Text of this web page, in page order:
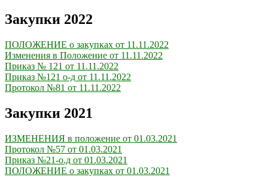
Закупки 2022
ПОЛОЖЕНИЕ о закупках от 11.11.2022
Изменения в Положение от 11.11.2022
Приказ № 121 от 11.11.2022
Приказ №121 о-д от 11.11.2022
Протокол №81 от 11.11.2022
Закупки 2021
ИЗМЕНЕНИЯ в положение от 01.03.2021
Протокол №57 от 01.03.2021
Приказ №21-о.д от 01.03.2021
ПОЛОЖЕНИЕ о закупках от 01.03.2021